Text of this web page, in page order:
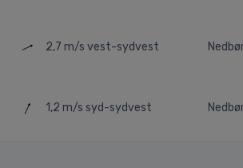
2,7 m/svest-sydvest
1,2 m/ssyd-sydvest